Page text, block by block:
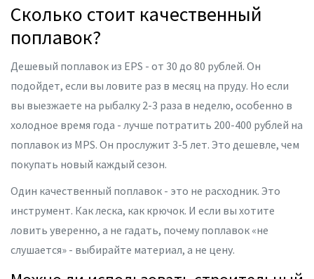
Сколько стоит качественный
поплавок?
Дешевый поплавок из EPS - от 30 до 80 рублей. Он
подойдет, если вы ловите раз в месяц на пруду. Но если
вы выезжаете на рыбалку 2-3 раза в неделю, особенно в
холодное время года - лучше потратить 200-400 рублей на
поплавок из MPS. Он прослужит 3-5 лет. Это дешевле, чем
покупать новый каждый сезон.
Один качественный поплавок - это не расходник. Это
инструмент. Как леска, как крючок. И если вы хотите
ловить уверенно, а не гадать, почему поплавок «не
слушается» - выбирайте материал, а не цену.